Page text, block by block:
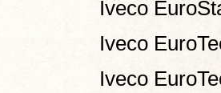
Iveco
Iveco
Iveco